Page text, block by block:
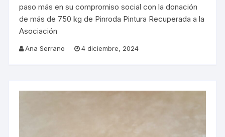
paso más en su compromiso social con la donación
de más de 750 kg de Pinroda Pintura Recuperada a la
Asociación
Ana Serrano 4 diciembre, 2024